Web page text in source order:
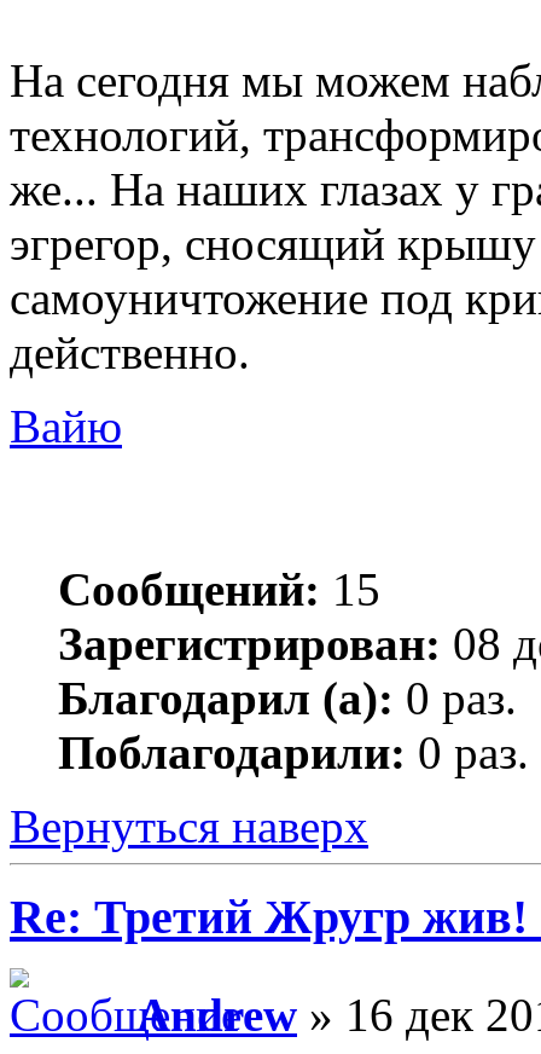
На сегодня мы можем
технологий,
же... На наших глазах у
эгрегор, сносящий
самоуничтожение под
действенно.
Вайю
Сообщений: 15
Зарегистрирован: 08
Благодарил (а): 0 раз.
Поблагодарили: 0 раз.
Вернуться наверх
Re: Третий Жругр жив!
Andrew » 16 дек